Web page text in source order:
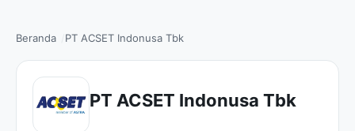
Beranda PT ACSET Indonusa Tbk
PT ACSET Indonusa Tbk